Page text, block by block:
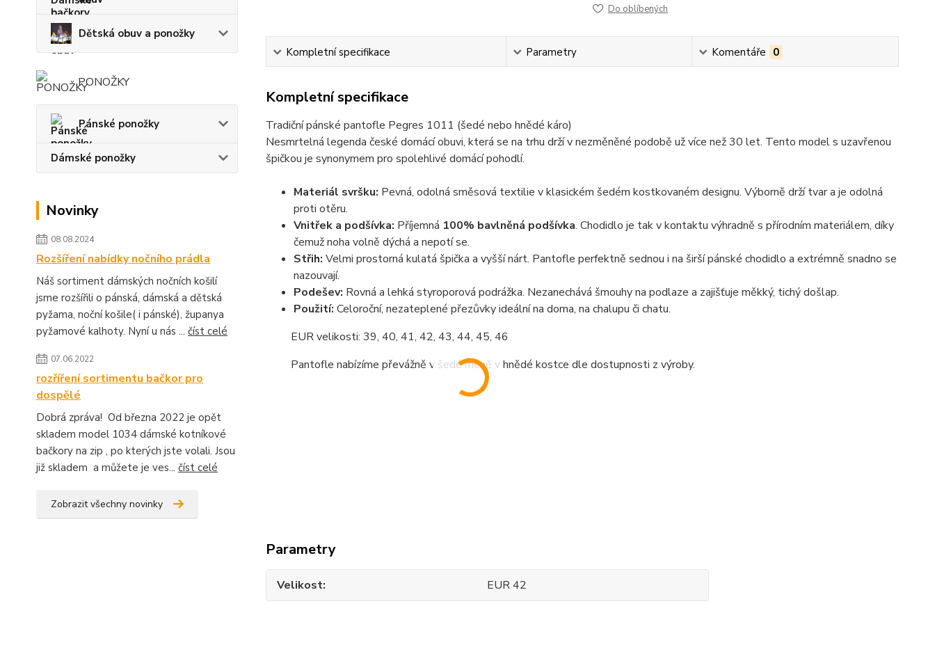
Dětská obuv a ponožky
PONOŽKY
Pánské ponožky
Dámské ponožky
Novinky
08.08.2024
Rozšíření nabídky nočního prádla
Náš sortiment dámských nočních košilí
jsme rozšířili o pánská, dámská a dětská
pyžama, noční košile( i pánské), županya
pyžamové kalhoty. Nyní u nás ... číst celé
07.06.2022
rozříření sortimentu bačkor pro
dospělé
Dobrá zpráva! Od března 2022 je opět
skladem model 1034 dámské kotníkové
bačkory na zip , po kterých jste volali. Jsou
již skladem a můžete je ves... číst celé
Zobrazit všechny novinky
Do oblíbených
Kompletní specifikace Parametry Komentáře 0
Kompletní specifikace
Tradiční pánské pantofle Pegres 1011 (šedé nebo hnědé káro)
Nesmrtelná legenda české domácí obuvi, která se na trhu drží v nezměněné podobě už více než 30 let. Tento model s uzavřenou
špičkou je synonymem pro spolehlivé domácí pohodlí.
Materiál svršku: Pevná, odolná směsová textilie v klasickém šedém kostkovaném designu. Výborně drží tvar a je odolná
proti otěru.
Vnitřek a podšívka: Příjemná 100% bavlněná podšívka. Chodidlo je tak v kontaktu výhradně s přírodním materiálem, díky
čemuž noha volně dýchá a nepotí se.
Střih: Velmi prostorná kulatá špička a vyšší nárt. Pantofle perfektně sednou i na širší pánské chodidlo a extrémně snadno se
nazouvají.
Podešev: Rovná a lehká styroporová podrážka. Nezanechává šmouhy na podlaze a zajišťuje měkký, tichý došlap.
Použití: Celoroční, nezateplené přezůvky ideální na doma, na chalupu či chatu.
EUR velikosti: 39, 40, 41, 42, 43, 44, 45, 46
Pantofle nabízíme převážně v šedé méně v hnědé kostce dle dostupnosti z výroby.
Parametry
Velikost EUR 42